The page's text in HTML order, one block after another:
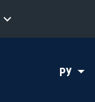
РУ